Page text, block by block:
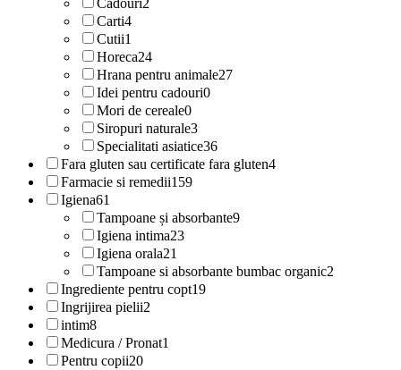
Cadouri2
Carti4
Cutii1
Horeca24
Hrana pentru animale27
Idei pentru cadouri0
Mori de cereale0
Siropuri naturale3
Specialitati asiatice36
Fara gluten sau certificate fara gluten4
Farmacie si remedii159
Igiena61
Tampoane și absorbante9
Igiena intima23
Igiena orala21
Tampoane si absorbante bumbac organic2
Ingrediente pentru copt19
Ingrijirea pielii2
intim8
Medicura / Pronat1
Pentru copii20